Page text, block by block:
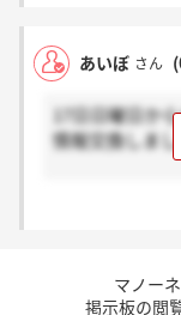
あいぼ さん
17日日曜日か
情報交換しま
マノー
掲示板の閲